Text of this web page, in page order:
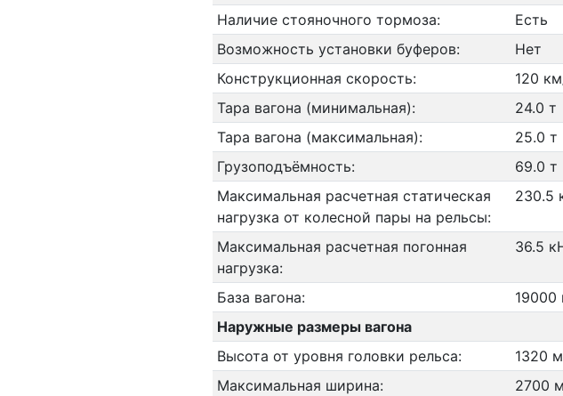
Наличие стояночного тормоза:
Есть
Возможность установки буферов:
Нет
Конструкционная скорость:
120
Тара вагона (минимальная):
24.0 т
Тара вагона (максимальная):
25.0 т
Грузоподъёмность:
69.0 т
Максимальная расчетная статическая
нагрузка от колесной пары на рельсы:
230.5
Максимальная расчетная погонная
нагрузка:
36.5
База вагона:
19000
Наружные размеры вагона
Высота от уровня головки рельса:
1320
Максимальная ширина:
2700